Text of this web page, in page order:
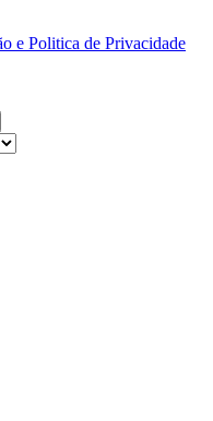
e Politica de Privacidade